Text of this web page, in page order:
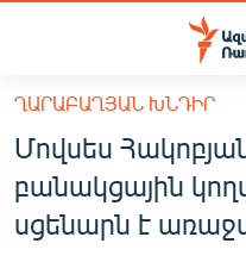
Մատչելիության
հիմնական
բովանդակությանը
Անցնել
հիմնական
մենյուին
ՀԱՅԱՍՏԱՆ
ՔԱՂԱՔԱԿԱՆ
ՂԱՐԱԲԱՂՅԱՆ ԽՆԴԻՐ
Մովսես
բանակցային
սցենարն է